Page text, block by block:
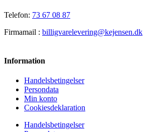
Telefon: 73 67 08 87
Firmamail : billigvarelevering@kejensen.dk
Information
Handelsbetingelser
Persondata
Min konto
Cookiesdeklaration
Handelsbetingelser